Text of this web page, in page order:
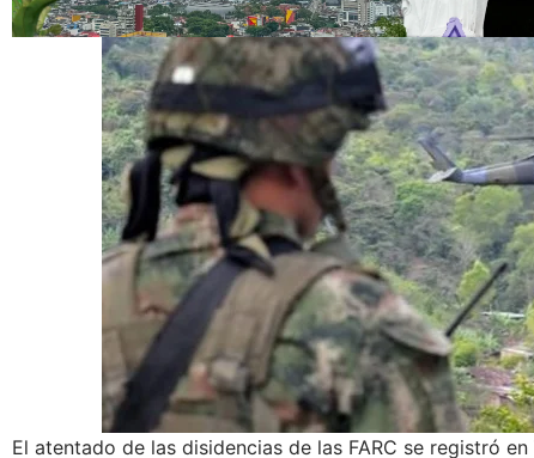
El atentado de las disidencias de las FARC se registró